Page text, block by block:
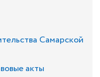
Самарской
акты